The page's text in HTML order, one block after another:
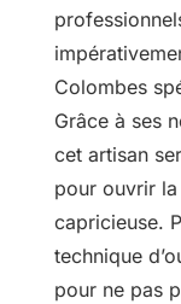
Colombes
Grâce à ses
cet artisan
pour ouvrir
capricieuse.
technique
pour ne pas